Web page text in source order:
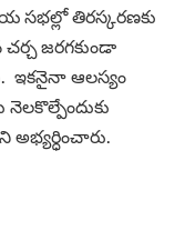
సభల్లో తిరస్కరణకు
జరగకుండా
ఇకనైనా ఆలస్యం